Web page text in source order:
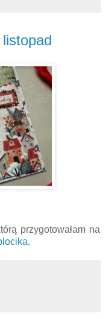
listopad
przygotowałam na
.